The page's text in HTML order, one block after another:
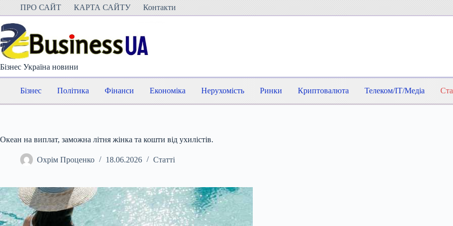
Перейти
вмісту
ПРО САЙТ КАРТА САЙТУ Контакти
Бізнес Україна новини
Бізнес Політика Фінанси Економіка Нерухомість Ринки Криптовалюта Телеком/IT/Медіа
Океан на виплат, заможна літня жінка та кошти від ухилістів.
Охрім Проценко 18.06.2026 Статті